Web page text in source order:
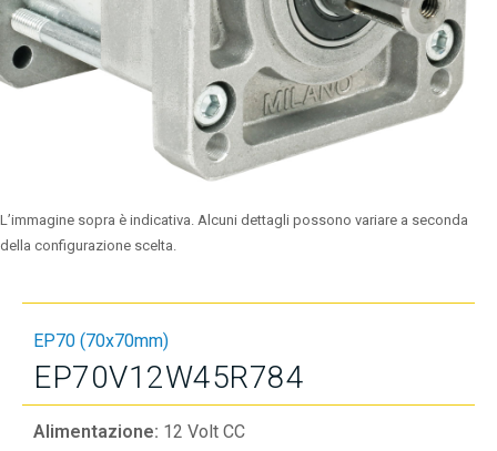
L’immagine sopra è indicativa. Alcuni dettagli possono variare a seconda
della configurazione scelta.
EP70 (70x70mm)
EP70V12W45R784
Alimentazione: 12 Volt CC